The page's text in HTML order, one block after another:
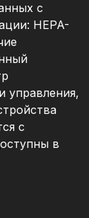
с
HEPA-
управления,
с
в